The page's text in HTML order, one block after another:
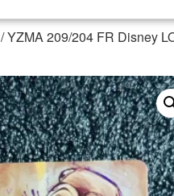
/ YZMA 209/204 FR Disney